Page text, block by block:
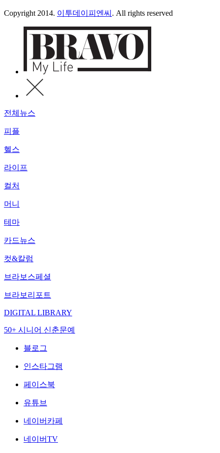
Copyright 2014. 이투데이피엔씨 . All rights reserved
전체뉴스
피플
헬스
라이프
컬처
머니
테마
카드뉴스
컷&칼럼
브라보스페셜
브라보리포트
DIGITAL LIBRARY
50+ 시니어 신춘문예
블로그
인스타그램
페이스북
유튜브
네이버카페
네이버TV